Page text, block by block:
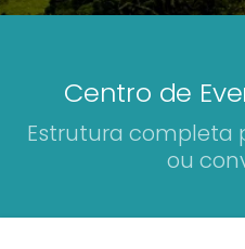
Centro de
Estrutura completa
ou